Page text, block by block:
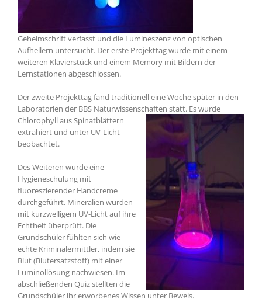
Geheimschrift verfasst und die Lumineszenz von optischen
Aufhellern untersucht. Der erste Projekttag wurde mit einem
weiteren Klavierstück und einem Memory mit Bildern der
Lernstationen abgeschlossen.
Der zweite Projekttag fand traditionell eine Woche später in den
Laboratorien der BBS Naturwissenschaften statt. Es wurde
Chlorophyll aus Spinatblättern
extrahiert und unter UV-Licht
beobachtet.
Des Weiteren wurde eine
Hygieneschulung mit
fluoreszierender Handcreme
durchgeführt. Mineralien wurden
mit kurzwelligem UV-Licht auf ihre
Echtheit überprüft. Die
Grundschüler fühlten sich wie
echte Kriminalermittler, indem sie
Blut (Blutersatzstoff) mit einer
Luminollösung nachwiesen. Im
abschließenden Quiz stellten die
Grundschüler ihr erworbenes Wissen unter Beweis.